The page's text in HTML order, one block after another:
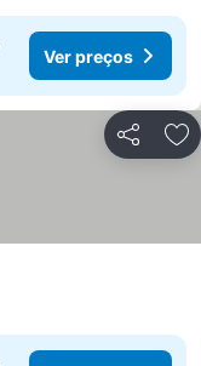
Ver preços
Partilhar